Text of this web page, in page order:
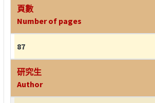
頁數
Number of pages
87
研究生
Author